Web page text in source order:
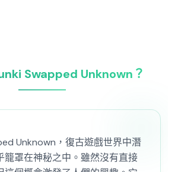
Swapped Unknown？
Unknown，復古遊戲世界中潛
籠罩在神秘之中。雖然沒有直接